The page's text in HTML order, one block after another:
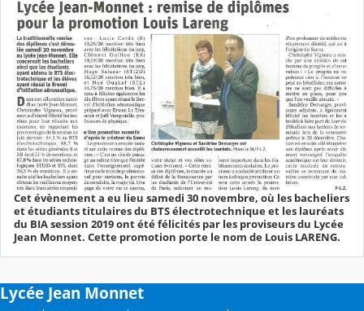
Cet évènement a eu lieu samedi 30 novembre, où les bacheliers
et étudiants titulaires du BTS électrotechnique et les lauréats
du BIA session 2019 ont été félicités par les proviseurs du Lycée
Jean Monnet. Cette promotion porte le nom de Louis LARENG.
Lycée Jean Monnet